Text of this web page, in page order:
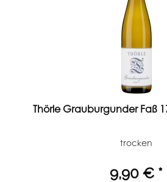
Thörle Grauburgunder Faß
trocken
9,90 € *